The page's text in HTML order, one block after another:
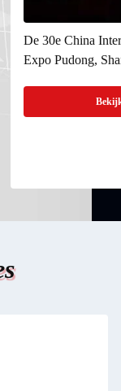
De 30e China
Expo Pudong,